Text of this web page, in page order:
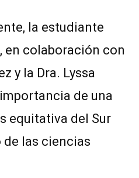
la estudiante
en colaboración con
y la Dra. Lyssa
de una
equitativa del Sur
de las ciencias